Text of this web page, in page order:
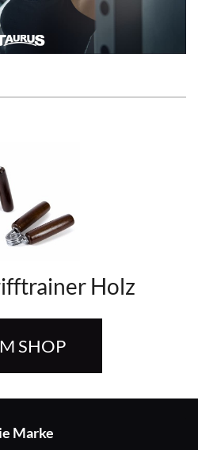
Video
Holz
SHOP
Marke